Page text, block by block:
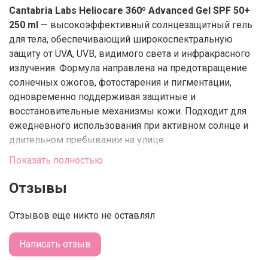
Cantabria Labs Heliocare 360º Advanced Gel SPF 50+
250 ml — высокоэффективный солнцезащитный гель
для тела, обеспечивающий широкоспектральную
защиту от UVA, UVB, видимого света и инфракрасного
излучения. Формула направлена на предотвращение
солнечных ожогов, фотостарения и пигментации,
одновременно поддерживая защитные и
восстановительные механизмы кожи. Подходит для
ежедневного использования при активном солнце и
длительном пребывании на улице.
Гель имеет лёгкую освежающую текстуру, быстро
без жирности и липкости. Может наноситься даже на
пляжа и активного отдыха. Не оставляет белых следов
и обеспечивает комфорт в течение дня.
Показать полностью
Отзывы
Отзывов еще никто не оставлял
Написать отзыв